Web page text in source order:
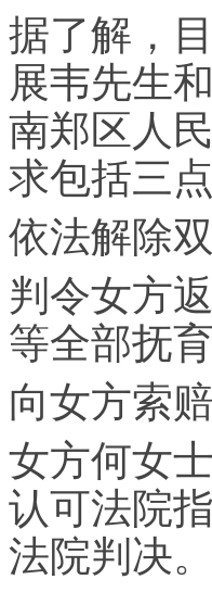
据了解，
展韦先生
南郑区人
求包括三点
依法解除
判令女方
等全部抚
向女方索
女方何女
认可法院
法院判决